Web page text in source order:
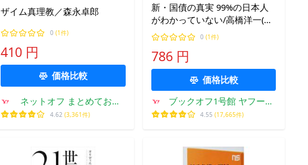
ザイム真理教／森永卓郎
0 (1件)
410 円
価格比較
ネットオフ まとめてお得
店
4.62 (3,361件)
新・国債の真実 99%の日本人
がわかっていない/高橋洋一(著
者)
0 (1件)
786 円
価格比較
ブックオフ1号館 ヤフーシ
ョッピング店
4.55 (17,665件)